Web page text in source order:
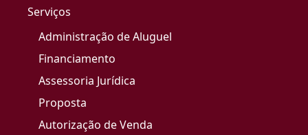
Serviços
Administração de Aluguel
Financiamento
Assessoria Jurídica
Proposta
Autorização de Venda